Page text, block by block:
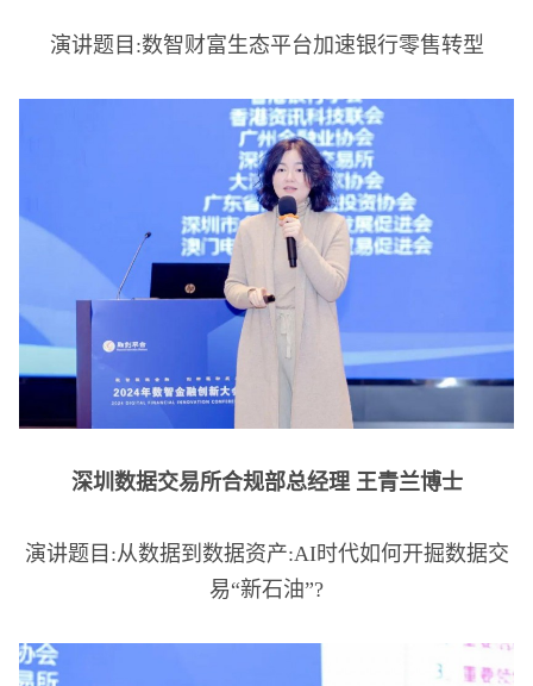
演讲题目:数智财富生态平台加速银行零售转型
深圳数据交易所合规部总经理 王青兰博士
演讲题目:从数据到数据资产:AI时代如何开掘数据交
易“新石油”?